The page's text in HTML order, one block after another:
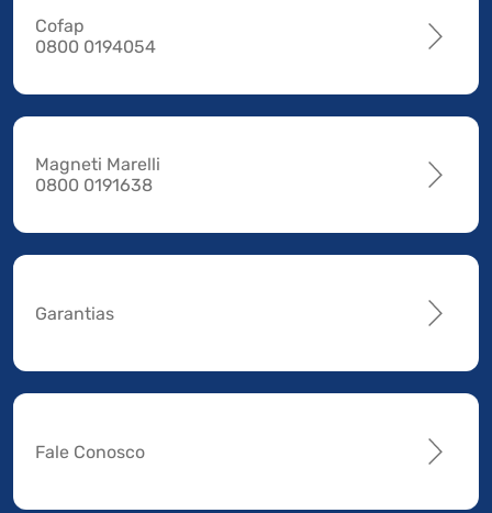
Cofap
0800 0194054
Magneti Marelli
0800 0191638
Garantias
Fale Conosco